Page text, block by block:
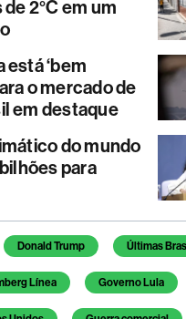
de 2°C em um
‘bem
o mercado de
em destaque
do mundo
para
Donald Trump Últimas
Línea Governo Lula